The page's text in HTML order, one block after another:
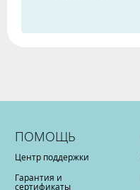
ПОМОЩЬ
Центр поддержки
Гарантия и
сертификаты